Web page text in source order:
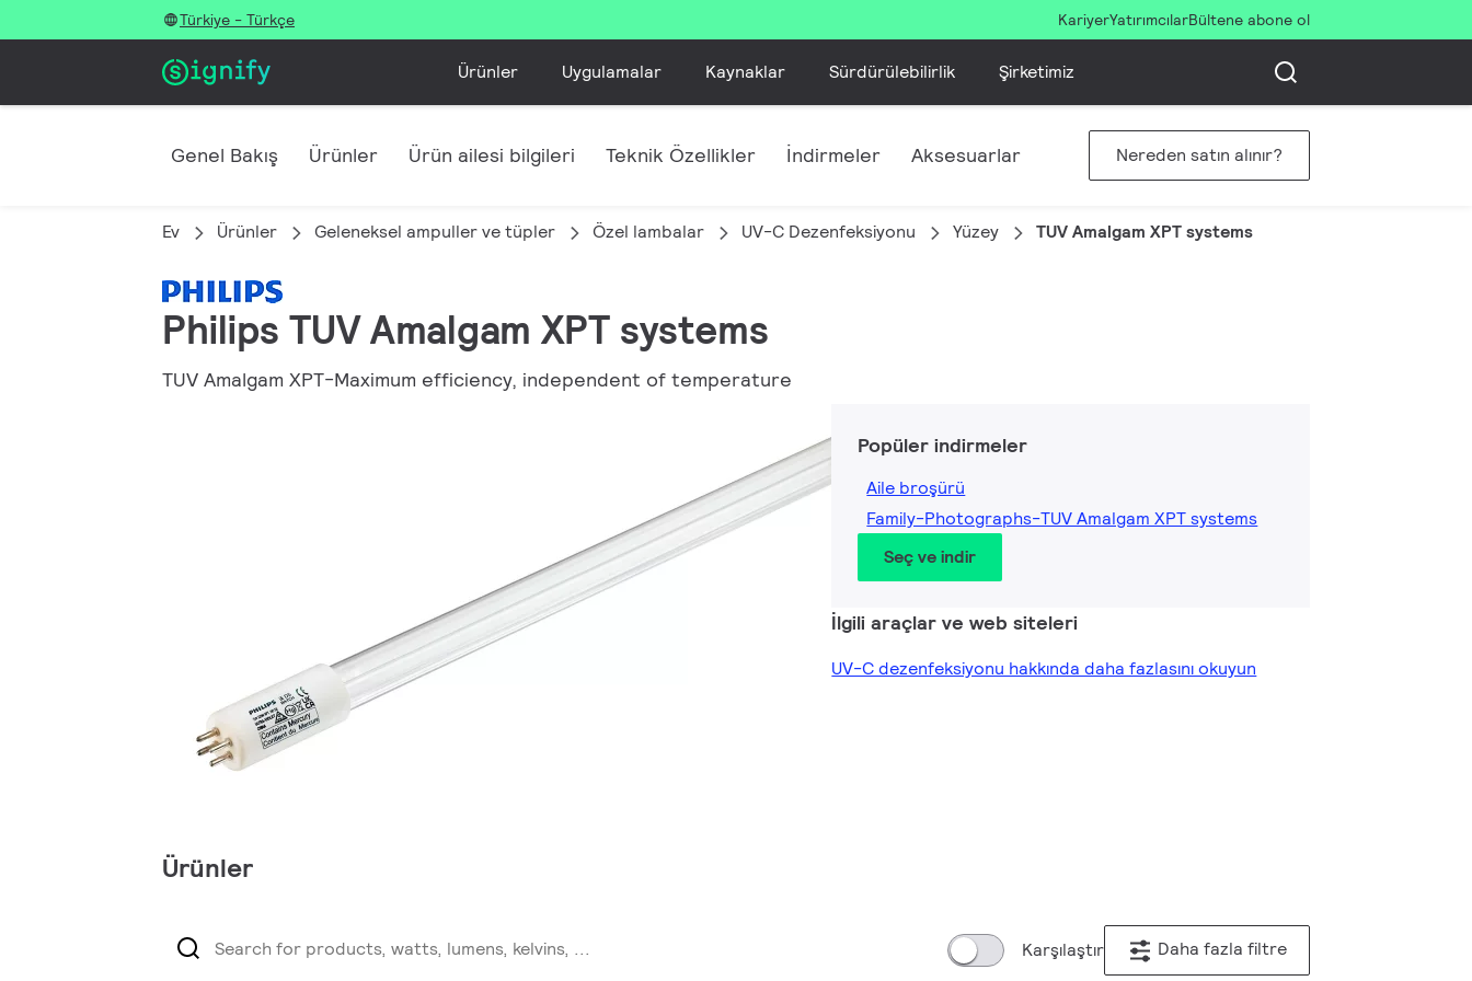
Türkiye - Türkçe KariyerYatırımcılarBültene abone ol
Ürünler Uygulamalar Kaynaklar Sürdürülebilirlik Şirketimiz
Genel Bakış Ürünler Ürün ailesi bilgileri Teknik Özellikler İndirmeler Aksesuarlar Nereden satın alınır?
Ev Ürünler Geleneksel ampuller ve tüpler Özel lambalar UV-C Dezenfeksiyonu Yüzey TUV Amalgam XPT systems
Philips TUV Amalgam XPT systems
TUV Amalgam XPT-Maximum efficiency, independent of temperature
Popüler indirmeler
Aile broşürü
Family-Photographs-TUV Amalgam XPT systems
Seç ve indir
İlgili araçlar ve web siteleri
UV-C dezenfeksiyonu hakkında daha fazlasını okuyun
Ürünler
Karşılaştır Daha fazla filtre